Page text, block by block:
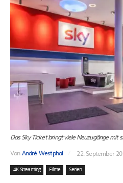
Das Sky Ticket bringt viele Neuzugänge mit
VonAndré Westphal 22. September
4K Streaming Filme Serien